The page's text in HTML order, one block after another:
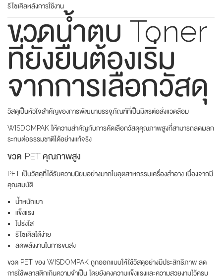
รีไซเคิลหลังการใช้งาน
ขวดน้ำตบ Toner
ที่ยั่งยืนต้องเริ่ม
จากการเลือกวัสดุ
วัสดุเป็นหัวใจสำคัญของการพัฒนาบรรจุภัณฑ์ที่เป็นมิตรต่อสิ่งแวดล้อม
WISDOMPAK ให้ความสำคัญกับการคัดเลือกวัสดุคุณภาพสูงที่สามารถลดผลก
ระทบต่อธรรมชาติได้อย่างแท้จริง
ขวด PET คุณภาพสูง
PET เป็นวัสดุที่ได้รับความนิยมอย่างมากในอุตสาหกรรมเครื่องสำอาง เนื่องจากมี
คุณสมบัติ
น้ำหนักเบา
แข็งแรง
โปร่งใส
รีไซเคิลได้ง่าย
ลดพลังงานในการขนส่ง
ขวด PET ของ WISDOMPAK ถูกออกแบบให้ใช้วัสดุอย่างมีประสิทธิภาพ ลด
การใช้พลาสติกเกินความจำเป็น โดยยังคงความแข็งแรงและความสวยงามไว้ครบ